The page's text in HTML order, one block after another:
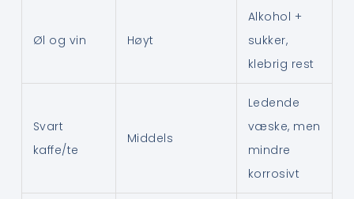
Øl og vin Høyt
Alkohol +
sukker,
klebrig rest
Svart
kaffe/te
Middels
Ledende
væske, men
mindre
korrosivt